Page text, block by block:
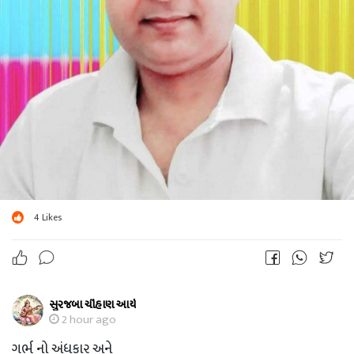
4Likes
સુરજબા ચૌહાણ આર્ય
2 hour ago
ગર્ભ નો અંધકાર અને